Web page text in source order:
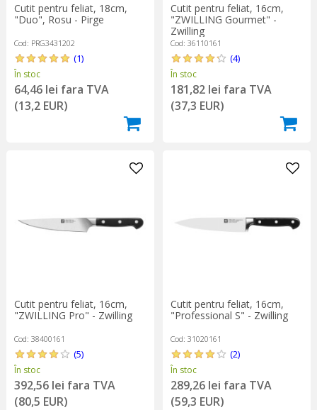
Cutit pentru feliat, 18cm,
"Duo", Rosu - Pirge
Cod: PRG3431202
(1)
În stoc
64,46 lei fara TVA
(13,2 EUR)
Cutit pentru feliat, 16cm,
"ZWILLING Gourmet" -
Zwilling
Cod: 36110161
(4)
În stoc
181,82 lei fara TVA
(37,3 EUR)
Cutit pentru feliat, 16cm,
"ZWILLING Pro" - Zwilling
Cod: 38400161
(5)
În stoc
392,56 lei fara TVA
(80,5 EUR)
Cutit pentru feliat, 16cm,
"Professional S" - Zwilling
Cod: 31020161
(2)
În stoc
289,26 lei fara TVA
(59,3 EUR)